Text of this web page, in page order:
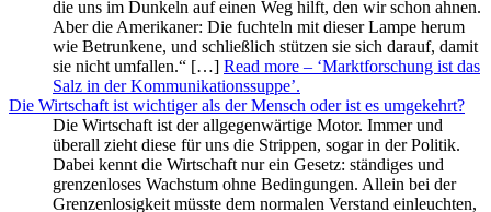
die uns im Dunkeln auf einen Weg hilft, den wir schon ahnen.
Aber die Amerikaner: Die fuchteln mit dieser Lampe herum
wie Betrunkene, und schließlich stützen sie sich darauf, damit
sie nicht umfallen.“ […] Read more – ‘Marktforschung ist das
Salz in der Kommunikationssuppe’.
Die Wirtschaft ist wichtiger als der Mensch oder ist es umgekehrt?
Die Wirtschaft ist der allgegenwärtige Motor. Immer und
überall zieht diese für uns die Strippen, sogar in der Politik.
Dabei kennt die Wirtschaft nur ein Gesetz: ständiges und
grenzenloses Wachstum ohne Bedingungen. Allein bei der
Grenzenlosigkeit müsste dem normalen Verstand einleuchten,